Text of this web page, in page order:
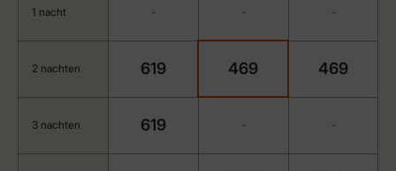
1 nacht - - -
2 nachten 619 469 469
3 nachten 619 - -